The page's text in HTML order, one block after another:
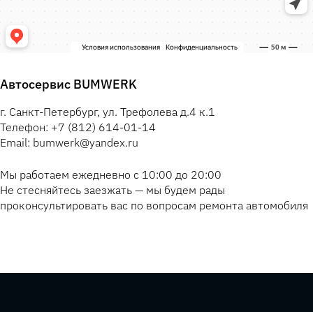
Автосервис BUMWERK
г. Санкт-Петербург, ул. Трефолева д.4 к.1
Телефон: +7 (812) 614-01-14
Email: bumwerk@yandex.ru
Мы работаем ежедневно с 10:00 до 20:00
Не стесняйтесь заезжать — мы будем рады
проконсультировать вас по вопросам ремонта автомобиля